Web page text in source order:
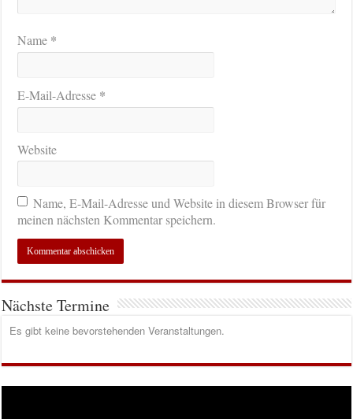
Name *
E-Mail-Adresse *
Website
Name, E-Mail-Adresse und Website in diesem Browser für
meinen nächsten Kommentar speichern.
Nächste Termine
Es gibt keine bevorstehenden Veranstaltungen.